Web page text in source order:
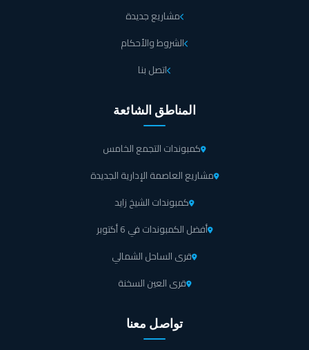
مشاريع جديدة
الشروط والأحكام
اتصل بنا
المناطق الشائعة
كمبوندات التجمع الخامس
مشاريع العاصمة الإدارية الجديدة
كمبوندات الشيخ زايد
أفضل الكمبوندات في 6 أكتوبر
قرى الساحل الشمالي
قرى العين السخنة
تواصل معنا